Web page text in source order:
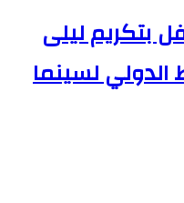
بتكريم ليلى
لسينما